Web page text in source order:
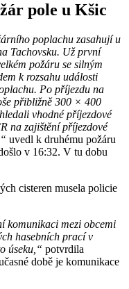
pole u Kšic
poplachu zasahují u
Tachovsku. Už první
požáru se silným
k rozsahu události
Po příjezdu na
přibližně 300 × 400
vhodné příjezdové
na zajištění příjezdové
uvedl k druhému požáru
v 16:32. V tu dobu
cisteren musela policie
komunikaci mezi obcemi
hasebních prací v
úseku,“ potvrdila
době je komunikace